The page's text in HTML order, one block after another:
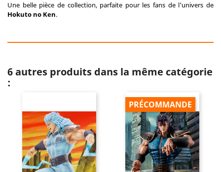
Une belle pièce de collection, parfaite pour les fans de l'univers de
Hokuto no Ken.
6 autres produits dans la même catégorie
:
PRÉCOMMANDE